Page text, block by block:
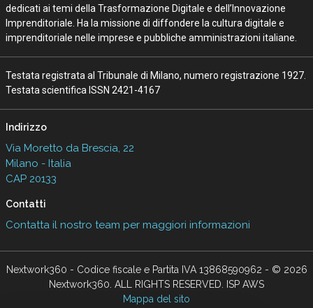
dedicati ai temi della Trasformazione Digitale e dell’Innovazione
Imprenditoriale. Ha la missione di diffondere la cultura digitale e
imprenditoriale nelle imprese e pubbliche amministrazioni italiane.
Testata registrata al Tribunale di Milano, numero registrazione 1927.
Testata scientifica ISSN 2421-4167
Indirizzo
Via Moretto da Brescia, 22
Milano - Italia
CAP 20133
Contatti
Contatta il nostro team per maggiori informazioni
Nextwork360 - Codice fiscale e Partita IVA 13868590962 - © 2026
Nextwork360. ALL RIGHTS RESERVED. ISP AWS
Mappa del sito